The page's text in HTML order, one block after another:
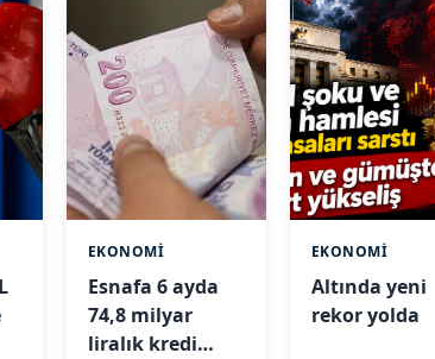
EKONOMİ
Esnafa 6 ayda
74,8 milyar
liralık kredi
EKONOMİ
Altında yeni
rekor yolda